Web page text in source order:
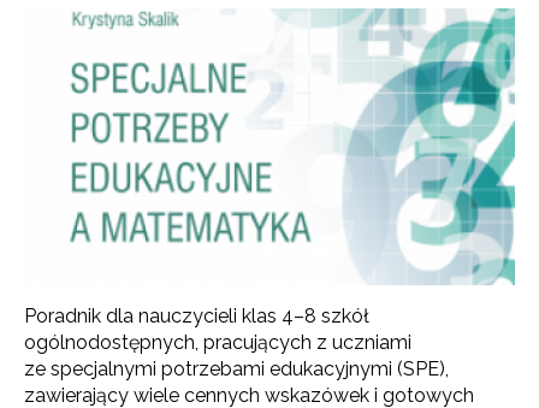
Poradnik dla nauczycieli klas 4–8 szkół
ogólnodostępnych, pracujących z uczniami
ze specjalnymi potrzebami edukacyjnymi (SPE),
zawierający wiele cennych wskazówek i gotowych